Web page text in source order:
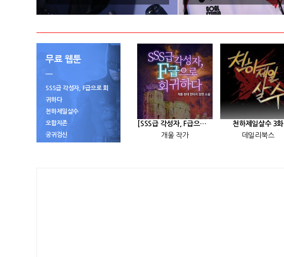
무료 웹툰
SSS급 각성자, F급으로 회
귀하다
천하제일살수
오합지존
궁귀검신
[SSS급 각성자, F급으로 회귀하다] 25화
개울 작가
천하제일살수 3화
데일리북스